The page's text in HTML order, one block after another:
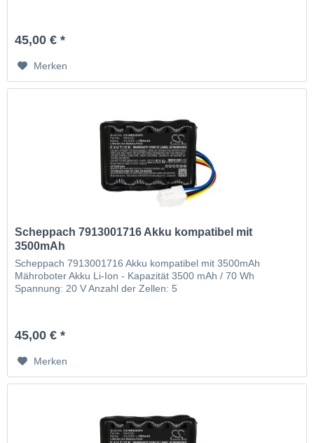
45,00 € *
Merken
Scheppach 7913001716 Akku kompatibel mit
3500mAh
Scheppach 7913001716 Akku kompatibel mit 3500mAh
Mähroboter Akku Li-Ion - Kapazität 3500 mAh / 70 Wh
Spannung: 20 V Anzahl der Zellen: 5
45,00 € *
Merken